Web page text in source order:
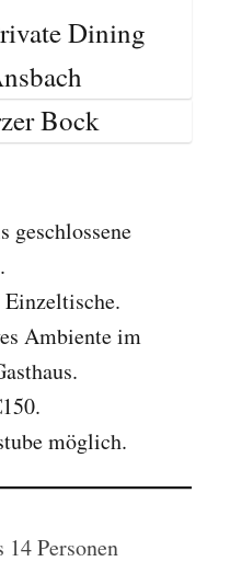
geschlossene
Ambiente im
möglich.
Personen